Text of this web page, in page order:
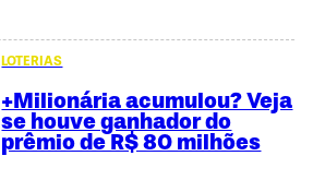
LOTERIAS
+Milionária acumulou? Veja
se houve ganhador do
prêmio de R$ 80 milhões